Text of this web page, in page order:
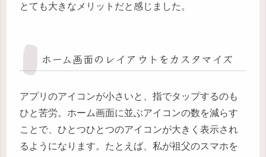
とても大きなメリットだと感じました。
ホーム画面のレイアウトをカスタマイズ
アプリのアイコンが小さいと、指でタップするのも
ひと苦労。ホーム画面に並ぶアイコンの数を減らす
ことで、ひとつひとつのアイコンが大きく表示され
るようになります。たとえば、私が祖父のスマホを